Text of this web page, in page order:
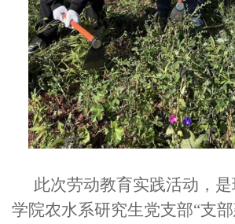
此次劳动教育实践活动，
学院农水系研究生党支部“支